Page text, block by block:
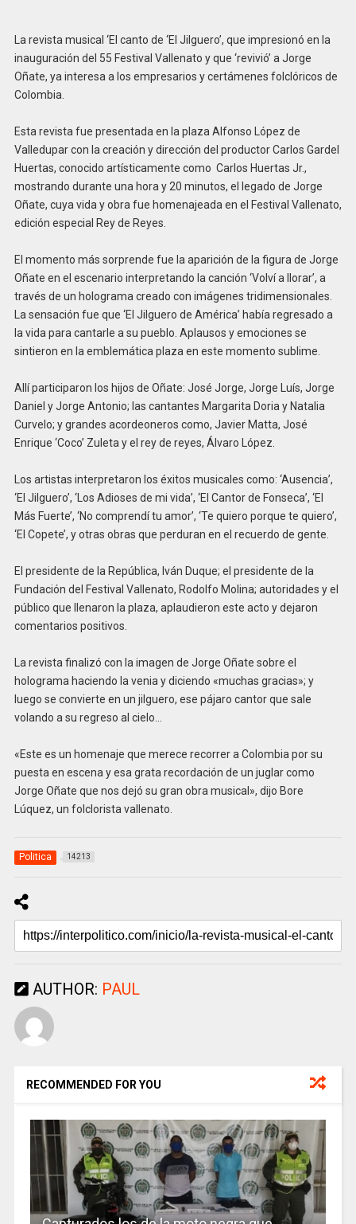
La revista musical ‘El canto de ‘El Jilguero’, que impresionó en la
inauguración del 55 Festival Vallenato y que ‘revivió’ a Jorge
Oñate, ya interesa a los empresarios y certámenes folclóricos de
Colombia.
Esta revista fue presentada en la plaza Alfonso López de
Valledupar con la creación y dirección del productor Carlos Gardel
Huertas, conocido artísticamente como Carlos Huertas Jr.,
mostrando durante una hora y 20 minutos, el legado de Jorge
Oñate, cuya vida y obra fue homenajeada en el Festival Vallenato,
edición especial Rey de Reyes.
El momento más sorprende fue la aparición de la figura de Jorge
Oñate en el escenario interpretando la canción ‘Volví a llorar’, a
través de un holograma creado con imágenes tridimensionales.
La sensación fue que ‘El Jilguero de América’ había regresado a
la vida para cantarle a su pueblo. Aplausos y emociones se
sintieron en la emblemática plaza en este momento sublime.
Allí participaron los hijos de Oñate: José Jorge, Jorge Luís, Jorge
Daniel y Jorge Antonio; las cantantes Margarita Doria y Natalia
Curvelo; y grandes acordeoneros como, Javier Matta, José
Enrique ‘Coco’ Zuleta y el rey de reyes, Álvaro López.
Los artistas interpretaron los éxitos musicales como: ‘Ausencia’,
‘El Jilguero’, ‘Los Adioses de mi vida’, ‘El Cantor de Fonseca’, ‘El
Más Fuerte’, ‘No comprendí tu amor’, ‘Te quiero porque te quiero’,
‘El Copete’, y otras obras que perduran en el recuerdo de gente.
El presidente de la República, Iván Duque; el presidente de la
Fundación del Festival Vallenato, Rodolfo Molina; autoridades y el
público que llenaron la plaza, aplaudieron este acto y dejaron
comentarios positivos.
La revista finalizó con la imagen de Jorge Oñate sobre el
holograma haciendo la venia y diciendo «muchas gracias»; y
luego se convierte en un jilguero, ese pájaro cantor que sale
volando a su regreso al cielo…
«Este es un homenaje que merece recorrer a Colombia por su
puesta en escena y esa grata recordación de un juglar como
Jorge Oñate que nos dejó su gran obra musical», dijo Bore
Lúquez, un folclorista vallenato.
Politica 14213
AUTHOR: PAUL
RECOMMENDED FOR YOU